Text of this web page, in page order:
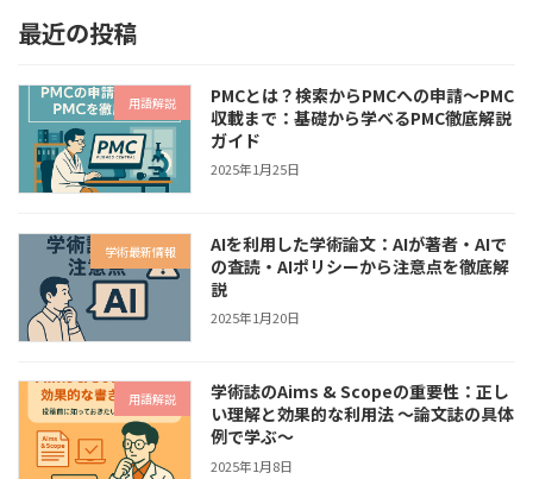
最近の投稿
用語解説
PMCとは？検索からPMCへの申請～PMC
収載まで：基礎から学べるPMC徹底解説
ガイド
2025年1月25日
学術最新情報
AIを利用した学術論文：AIが著者・AIで
の査読・AIポリシーから注意点を徹底解
説
2025年1月20日
用語解説
学術誌のAims & Scopeの重要性：正し
い理解と効果的な利用法 〜論文誌の具体
例で学ぶ〜
2025年1月8日